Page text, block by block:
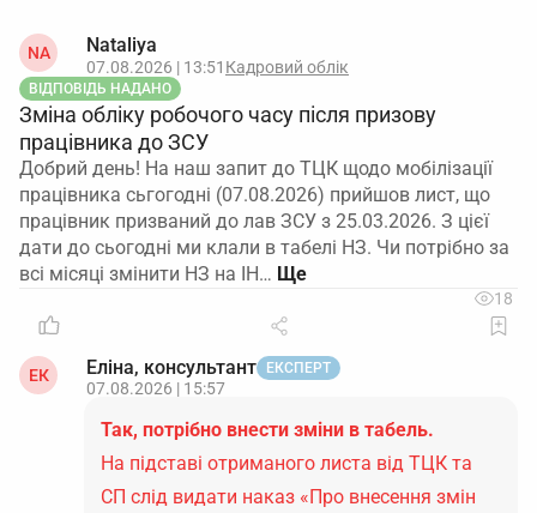
NA Nataliya
07.08.2026 | 13:51 Кадровий облік
ВІДПОВІДЬ НАДАНО
Зміна обліку робочого часу після призову
працівника до ЗСУ
Добрий день! На наш запит до ТЦК щодо мобілізації
працівника сьгогодні (07.08.2026) прийшов лист, що
працівник призваний до лав ЗСУ з 25.03.2026. З цієї
дати до сьогодні ми клали в табелі НЗ. Чи потрібно за
всі місяці змінити НЗ на ІН…
18
ЕК Еліна, консультант ЕКСПЕРТ
07.08.2026 | 15:57
Так, потрібно внести зміни в табель.
На підставі отриманого листа від ТЦК та
СП слід видати наказ «Про внесення змін